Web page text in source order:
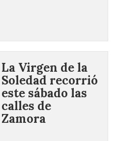
La Virgen de la
Soledad recorrió
este sábado las
calles de
Zamora